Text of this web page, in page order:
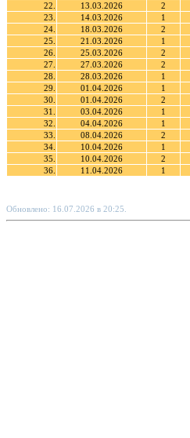
22.
13.03.2026 2
23.
14.03.2026 1
24.
18.03.2026 2
25.
21.03.2026 1
26.
25.03.2026 2
27.
27.03.2026 2
28.
28.03.2026 1
29.
01.04.2026 1
30.
01.04.2026 2
31.
03.04.2026 1
32.
04.04.2026 1
33.
08.04.2026 2
34.
10.04.2026 1
35.
10.04.2026 2
36.
11.04.2026 1
Обновлено: 16.07.2026 в 20:25.